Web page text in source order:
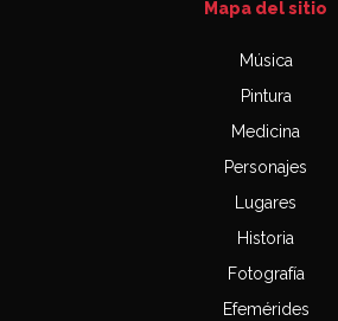
Mapa del sitio
Música
Pintura
Medicina
Personajes
Lugares
Historia
Fotografía
Efemérides